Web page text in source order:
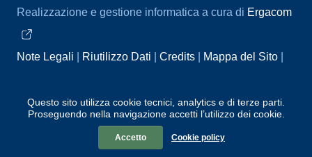
Questo sito utilizza cookie tecnici, analytics e di terze parti.
Proseguendo nella navigazione accetti l’utilizzo dei cookie.
Accetto Cookie policy
Sezione Link Utili
Realizzazione e gestione informatica a cura di Ergacom
Note Legali Riutilizzo Dati Credits
Mappa del Sito
Segnalazioni
Statistiche accessi
Dichiarazione di
Accessibilità